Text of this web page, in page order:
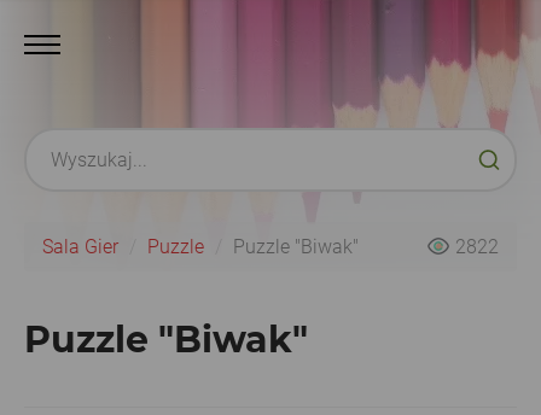
Sala Gier Puzzle Puzzle "Biwak" 2822
Puzzle "Biwak"